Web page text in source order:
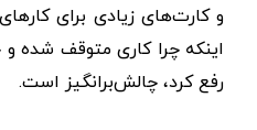
و کارت‌های زیادی برای
اینکه چرا کاری متوقف شده
رفع کرد، چالش‌برانگیز است.